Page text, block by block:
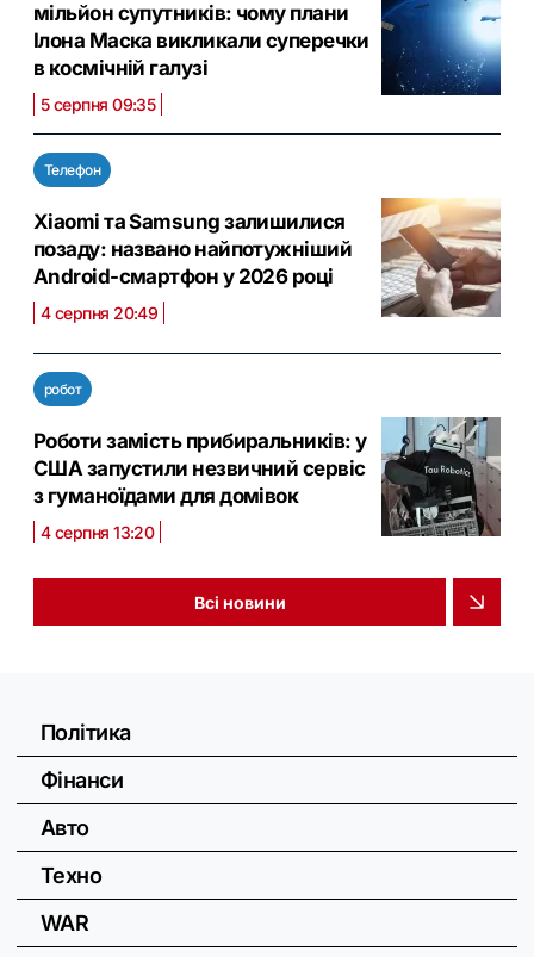
мільйон супутників: чому плани
Ілона Маска викликали суперечки
в космічній галузі
5 серпня 09:35
Телефон
Xiaomi та Samsung залишилися
позаду: названо найпотужніший
Android-смартфон у 2026 році
4 серпня 20:49
робот
Роботи замість прибиральників: у
США запустили незвичний сервіс
з гуманоїдами для домівок
4 серпня 13:20
Всі новини
Політика
Фінанси
Авто
Техно
WAR